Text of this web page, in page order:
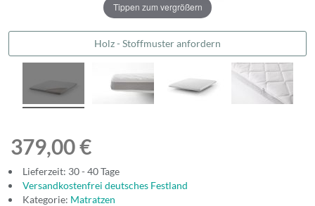
Tippen zum vergrößern
Holz - Stoffmuster anfordern
379,00 €
Lieferzeit: 30 - 40 Tage
Versandkostenfrei deutsches Festland
Kategorie: Matratzen